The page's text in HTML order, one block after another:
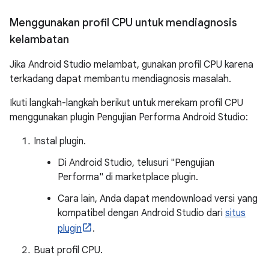
Menggunakan profil CPU untuk mendiagnosis
kelambatan
Jika Android Studio melambat, gunakan profil CPU karena
terkadang dapat membantu mendiagnosis masalah.
Ikuti langkah-langkah berikut untuk merekam profil CPU
menggunakan plugin Pengujian Performa Android Studio:
Instal plugin.
Di Android Studio, telusuri "Pengujian
Performa" di marketplace plugin.
Cara lain, Anda dapat mendownload versi yang
kompatibel dengan Android Studio dari situs
plugin
.
Buat profil CPU.